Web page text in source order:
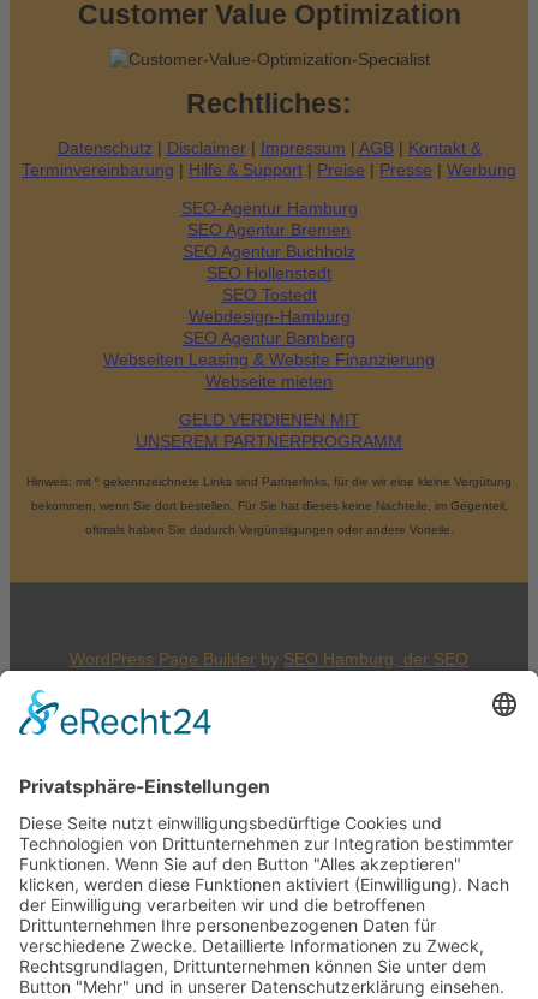
Customer Value Optimization
Rechtliches:
Datenschutz | Disclaimer| Impressum | AGB| Kontakt &
Terminvereinbarung | Hilfe & Support | Preise | Presse | Werbung
SEO-Agentur Hamburg
SEO Agentur Bremen
SEO Agentur Buchholz
SEO Hollenstedt
SEO Tostedt
Webdesign-Hamburg
SEO Agentur Bamberg
Webseiten Leasing & Website Finanzierung
Webseite mieten
GELD VERDIENEN MIT
UNSEREM PARTNERPROGRAMM
Hinweis: mit º gekennzeichnete Links sind Partnerlinks, für die wir eine kleine Vergütung
bekommen, wenn Sie dort bestellen. Für Sie hat dieses keine Nachteile, im Gegenteil,
oftmals haben Sie dadurch Vergünstigungen oder andere Vorteile.
WordPress Page Builder by SEO Hamburg, der SEO
© 2026 SEO WP Theme
Hamburg | Telefon: 040 881 92 439
Cookie-Einstellungen
Holger Korsten
150Bewertungen auf ProvenExpert.com Zum Inhalt
springen
Werkzeugleiste öffnen
Accessibility Tools